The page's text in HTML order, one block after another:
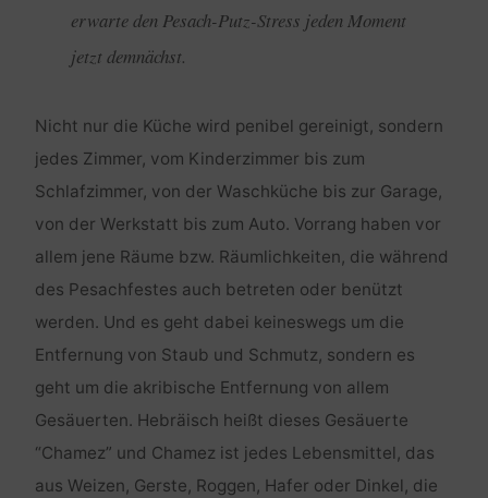
erwarte den Pesach-Putz-Stress jeden Moment
jetzt demnächst.
Nicht nur die Küche wird penibel gereinigt, sondern
jedes Zimmer, vom Kinderzimmer bis zum
Schlafzimmer, von der Waschküche bis zur Garage,
von der Werkstatt bis zum Auto. Vorrang haben vor
allem jene Räume bzw. Räumlichkeiten, die während
des Pesachfestes auch betreten oder benützt
werden. Und es geht dabei keineswegs um die
Entfernung von Staub und Schmutz, sondern es
geht um die akribische Entfernung von allem
Gesäuerten. Hebräisch heißt dieses Gesäuerte
“Chamez” und Chamez ist jedes Lebensmittel, das
aus Weizen, Gerste, Roggen, Hafer oder Dinkel, die